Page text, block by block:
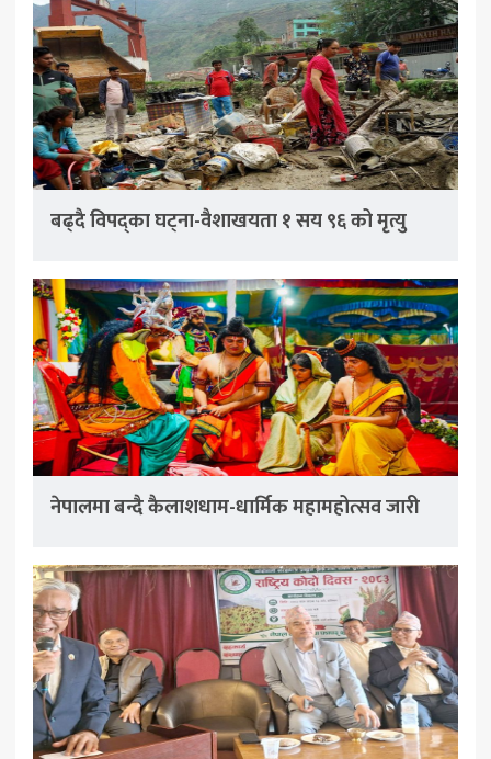
बढ्दै विपद्का घट्ना-वैशाखयता १ सय ९६ को मृत्यु
नेपालमा बन्दै कैलाशधाम-धार्मिक महामहोत्सव जारी